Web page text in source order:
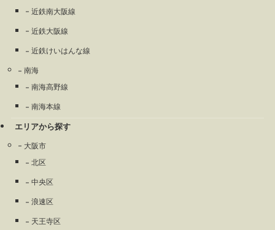
近鉄南大阪線
近鉄大阪線
近鉄けいはんな線
南海
南海高野線
南海本線
エリアから探す
大阪市
北区
中央区
浪速区
天王寺区